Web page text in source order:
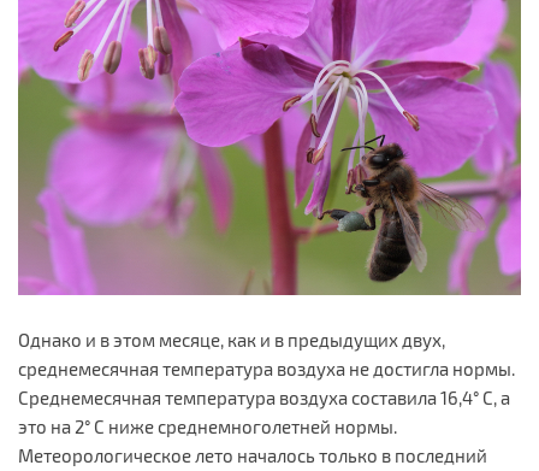
Однако и в этом месяце, как и в предыдущих двух,
среднемесячная температура воздуха не достигла нормы.
Среднемесячная температура воздуха составила 16,4° C, а
это на 2° С ниже среднемноголетней нормы.
Метеорологическое лето началось только в последний